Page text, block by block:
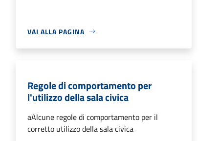
VAI ALLA PAGINA
Regole di comportamento per
l'utilizzo della sala civica
aAlcune regole di comportamento per il
corretto utilizzo della sala civica